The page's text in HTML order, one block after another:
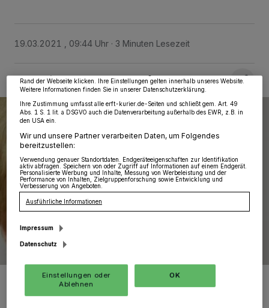
19.03.2021 , 09:44 Uhr 3 Minuten Lesezeit
Kämmerin Monika Stirken-Hohmann wurde während der Haupt-
Ausschusssitzung immer wieder von Seiten der rot-grün-pinken
Ratsmehrheit in Schutz genommen. Ihr Etatentwurf wurde als gut
Partner verarbeiten Daten, um Ihnen Dienste bereitzustellen“ aufgeführten
Zwecke. Wenn Tracker deaktiviert sind, sind manche Inhalte und Anzeigen
Rand der Webseite klicken. Ihre Einstellungen gelten innerhalb unseres Website.
Weitere Informationen finden Sie in unserer Datenschutzerklärung.
Ihre Zustimmung umfasst alle erft-kurier.de-Seiten und schließt gem. Art. 49
Abs. 1 S. 1 lit. a DSGVO auch die Datenverarbeitung außerhalb des EWR, z.B. in
den USA ein.
Wir und unsere Partner verarbeiten Daten, um Folgendes
bereitzustellen:
Verwendung genauer Standortdaten. Endgeräteeigenschaften zur Identifikation
aktiv abfragen. Speichern von oder Zugriff auf Informationen auf einem Endgerät.
Personalisierte Werbung und Inhalte, Messung von Werbeleistung und der
Performance von Inhalten, Zielgruppenforschung sowie Entwicklung und
Verbesserung von Angeboten.
Ausführliche Informationen
Impressum
Datenschutz
Einstellungen oder
Ablehnen
OK